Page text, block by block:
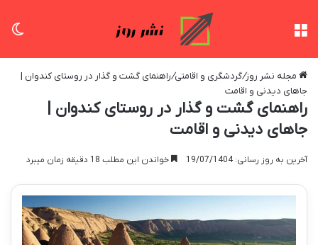
مجله نشر روز/گردشگری و اقامتی/راهنمای گشت و گذار در روستای کندوان |
جاهای دیدنی و اقامت
راهنمای گشت و گذار در روستای کندوان |
جاهای دیدنی و اقامت
آخرین به روز رسانی: 19/07/1404 خواندن این مطلب 18 دقیقه زمان میبرد